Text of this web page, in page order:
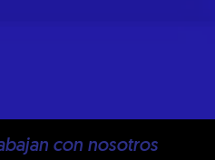
con nosotros